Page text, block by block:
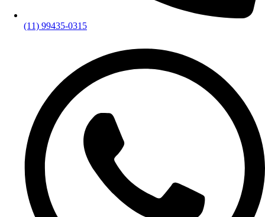
(11) 99435-0315